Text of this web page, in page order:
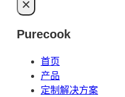
×
Purecook
首页
产品
定制解决方案